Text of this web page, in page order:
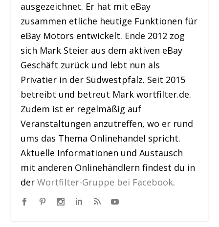
ausgezeichnet. Er hat mit eBay
zusammen etliche heutige Funktionen für
eBay Motors entwickelt. Ende 2012 zog
sich Mark Steier aus dem aktiven eBay
Geschäft zurück und lebt nun als
Privatier in der Südwestpfalz. Seit 2015
betreibt und betreut Mark wortfilter.de.
Zudem ist er regelmäßig auf
Veranstaltungen anzutreffen, wo er rund
ums das Thema Onlinehandel spricht.
Aktuelle Informationen und Austausch
mit anderen Onlinehändlern findest du in
derWortfilter-Gruppe bei Facebook.